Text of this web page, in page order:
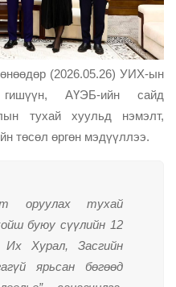
(2026.05.26) УИХ-ын
АҮЭБ-ийн сайд
тухай хуульд нэмэлт,
төсөл өргөн мэдүүллээ.
оруулах тухай
буюу сүүлийн 12
Хурал, Засгийн
ярьсан бөгөөд